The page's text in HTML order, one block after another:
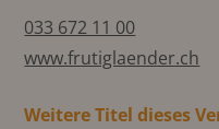
033 672 11 00
www.frutiglaender.ch
Weitere Titel dieses